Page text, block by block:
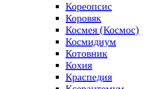
Кореопсис
Коровяк
Космея (Космос)
Космидиум
Котовник
Кохия
Краспедия